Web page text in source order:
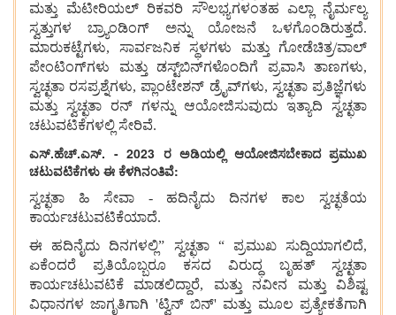
ಮತ್ತು ಮೆಟೀರಿಯಲ್ ರಿಕವರಿ ಸೌಲಭ್ಯಗಳಂತಹ ಎಲ್ಲಾ ನೈರ್ಮಲ್ಯ
ಸ್ವತ್ತುಗಳ ಬ್ರ್ಯಾಂಡಿಂಗ್ ಅನ್ನು ಯೋಜನೆ ಒಳಗೊಂಡಿರುತ್ತದೆ.
ಮಾರುಕಟ್ಟೆಗಳು, ಸಾರ್ವಜನಿಕ ಸ್ಥಳಗಳು ಮತ್ತು ಗೋಡೆಚಿತ್ರ/ವಾಲ್
ಪೇಂಟಿಂಗ್‌ಗಳು ಮತ್ತು ಡಸ್ಟ್‌ಬಿನ್‌ಗಳೊಂದಿಗೆ ಪ್ರವಾಸಿ ತಾಣಗಳು,
ಸ್ವಚ್ಛತಾ ರಸಪ್ರಶ್ನೆಗಳು, ಪ್ಲಾಂಟೇಶನ್ ಡ್ರೈವ್‌ಗಳು, ಸ್ವಚ್ಛತಾ ಪ್ರತಿಜ್ಞೆಗಳು
ಮತ್ತು ಸ್ವಚ್ಛತಾ ರನ್‌ ಗಳನ್ನು ಆಯೋಜಿಸುವುದು ಇತ್ಯಾದಿ ಸ್ವಚ್ಛತಾ
ಚಟುವಟಿಕೆಗಳಲ್ಲಿ ಸೇರಿವೆ.
ಎಸ್.ಹೆಚ್.ಎಸ್. - 2023 ರ ಅಡಿಯಲ್ಲಿ ಆಯೋಜಿಸಬೇಕಾದ ಪ್ರಮುಖ
ಚಟುವಟಿಕೆಗಳು ಈ ಕೆಳಗಿನಂತಿವೆ:
ಸ್ವಚ್ಛತಾ ಹಿ ಸೇವಾ - ಹದಿನೈದು ದಿನಗಳ ಕಾಲ ಸ್ವಚ್ಛತೆಯ
ಕಾರ್ಯಚಟುವಟಿಕೆಯಾದೆ.
ಈ ಹದಿನೈದು ದಿನಗಳಲ್ಲಿ” ಸ್ವಚ್ಛತಾ “ ಪ್ರಮುಖ ಸುದ್ದಿಯಾಗಲಿದೆ,
ಏಕೆಂದರೆ ಪ್ರತಿಯೊಬ್ಬರೂ ಕಸದ ವಿರುದ್ಧ ಬೃಹತ್ ಸ್ವಚ್ಛತಾ
ಕಾರ್ಯಚಟುವಟಿಕೆ ಮಾಡಲಿದ್ದಾರೆ, ಮತ್ತು ನವೀನ ಮತ್ತು ವಿಶಿಷ್ಟ
ವಿಧಾನಗಳ ಜಾಗೃತಿಗಾಗಿ 'ಟ್ವಿನ್ ಬಿನ್' ಮತ್ತು ಮೂಲ ಪ್ರತ್ಯೇಕತೆಗಾಗಿ